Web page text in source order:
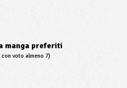
manga preferiti
voto almeno 7)